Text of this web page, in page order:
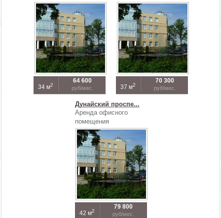
34 м2
64 600
руб/мес. 37 м2
70 300
руб/мес.
Дунайский проспе...
Аренда офисного
помещения
42 м2
79 800
руб/мес.